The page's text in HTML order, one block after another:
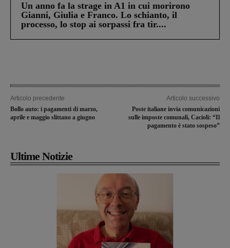
Un anno fa la strage in A1 in cui morirono
Gianni, Giulia e Franco. Lo schianto, il
processo, lo stop ai sorpassi fra tir....
Articolo precedente
Bollo auto: i pagamenti di marzo,
aprile e maggio slittano a giugno
Articolo successivo
Poste italiane invia comunicazioni
sulle imposte comunali, Cacioli: “Il
pagamento è stato sospeso”
Ultime Notizie